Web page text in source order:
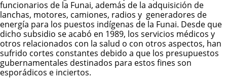
funcionarios de la Funai, además de la adquisición de
lanchas, motores, camiones, radios y generadores de
energía para los puestos indígenas de la Funai. Desde que
dicho subsidio se acabó en 1989, los servicios médicos y
otros relacionados con la salud o con otros aspectos, han
sufrido cortes constantes debido a que los presupuestos
gubernamentales destinados para estos fines son
esporádicos e inciertos.